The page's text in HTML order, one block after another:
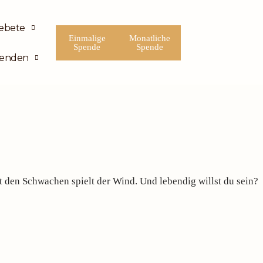
Einmalige
Spende
Monatliche
Spende
Schwachen spielt der Wind. Und lebendig willst du sein?